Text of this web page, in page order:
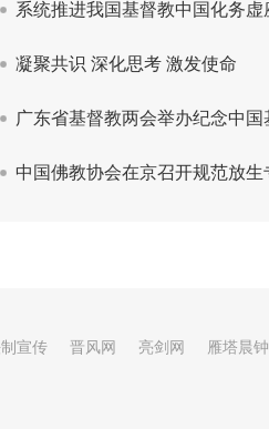
宣传 晋风网 亮剑网 雁塔晨钟